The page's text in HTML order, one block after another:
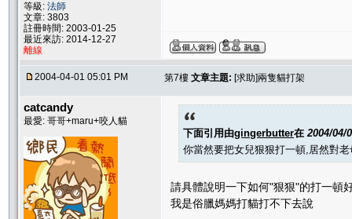
等級: 法師
文章: 3803
註冊時間: 2003-01-25
最近來訪: 2014-12-27
離線
2004-04-01 05:01 PM 第7樓 文章主題: [求助]兩隻貓打架
catcandy
最愛: 哥哥+maru+咬人貓
下面引用由gingerbutter在 2004/04/
你當然要把女兒狠狠打一頓,居然對
請具體說明一下如何"狠狠"的打一頓
我是俗臘媽媽打貓打不下去說